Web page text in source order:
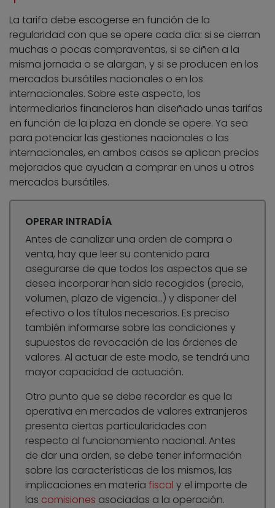
La tarifa debe escogerse en función de la
regularidad con que se opere cada día: si se cierran
muchas o pocas compraventas, si se ciñen a la
misma jornada o se alargan, y si se producen en los
mercados bursátiles nacionales o en los
internacionales. Sobre este aspecto, los
intermediarios financieros han diseñado unas tarifas
en función de la plaza en donde se opere. Ya sea
para potenciar las gestiones nacionales o las
internacionales, en ambos casos se aplican precios
mejorados que ayudan a comprar en unos u otros
mercados bursátiles.
OPERAR INTRADÍA
Antes de canalizar una orden de compra o
venta, hay que leer su contenido para
asegurarse de que todos los aspectos que se
desea incorporar han sido recogidos (precio,
volumen, plazo de vigencia…) y disponer del
efectivo o los títulos necesarios. Es preciso
también informarse sobre las condiciones y
supuestos de revocación de las órdenes de
valores. Al actuar de este modo, se tendrá una
mayor capacidad de actuación.
Otro punto que se debe recordar es que la
operativa en mercados de valores extranjeros
presenta ciertas particularidades con
respecto al funcionamiento nacional. Antes
de dar una orden, se debe tener información
sobre las características de los mismos, las
implicaciones en materia fiscal y el importe de
las comisiones asociadas a la operación.